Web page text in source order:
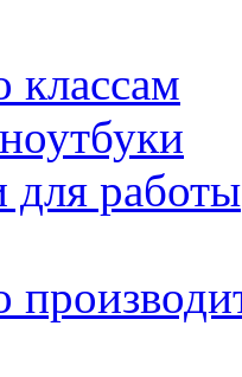
классам
для работы